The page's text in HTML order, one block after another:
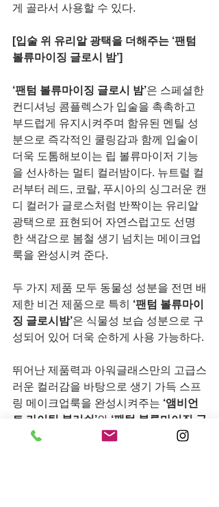
게 골라서 사용할 수 있다.
[입술 위 유리알 광택을 더해주는 ‘팬텀
볼류마이징 글로시 밤’]
‘팬텀 볼류마이징 글로시 밤’은 스페셜한
컨디셔닝 콤플렉스가 입술을 촉촉하고
부드럽게 유지시켜주며 함유된 멘틸 성
분으로 즉각적인 쿨링감과 함께 입술이
더욱 도톰해보이는 립 볼류마이저 기능
을 선사하는 멀티 컬러밤이다. 뉴트럴 컬
러부터 레드, 코랄, 푸시아의 싱그러운 캔
디 컬러가 글로스처럼 반짝이는 유리알
광택으로 표현되어 자연스럽고도 선명
한 색감으로 봄철 생기 넘치는 메이크업
룩을 완성시켜 준다.
두 가지 제품 모두 동물성 성분을 전면 배
제한 비건 제품으로 특히 ‘팬텀 볼류마이
징 글로시밤’은 식물성 보습 성분으로 구
성되어 있어 더욱 순하게 사용 가능하다.
뛰어난 제품력과 아워글래스만의 고급스
러운 컬러감을 바탕으로 생기 가득 스프
링 메이크업룩을 완성시켜주는 ‘앰비언
트 라이팅 블러쉬’와 ‘팬텀 볼류마이징 글
로시 밤’
은 롯데백화점 본점, 갤러리아백